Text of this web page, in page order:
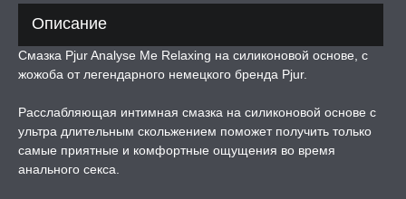
ДЛЯ СЕКСА
ПОМПЫ
ПРИКОЛЫ,
УПАКОВКА
Описание
Смазка Pjur Analyse Me Relaxing на силиконовой основе, с
жожоба от легендарного немецкого бренда Pjur.
Расслабляющая интимная смазка на силиконовой основе с
ультра длительным скольжением поможет получить только
самые приятные и комфортные ощущения во время
анального секса.